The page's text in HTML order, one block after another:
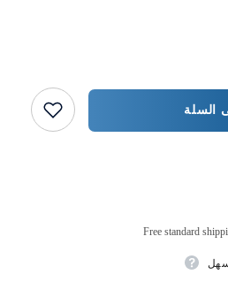
السلة
Free standard